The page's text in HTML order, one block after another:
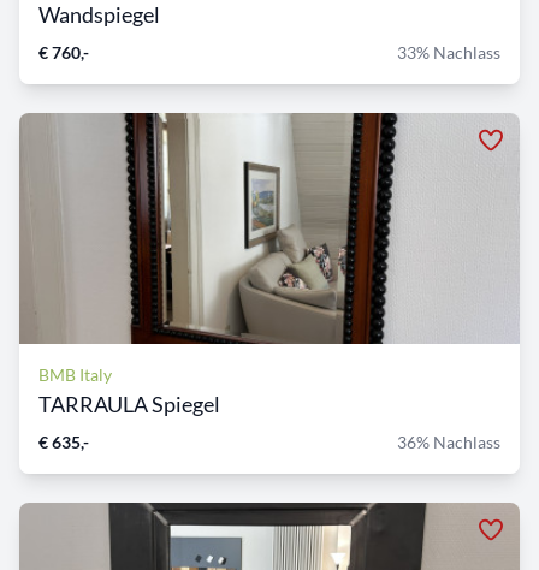
Wandspiegel
€ 760,- 33% Nachlass
BMB Italy
TARRAULA Spiegel
€ 635,- 36% Nachlass